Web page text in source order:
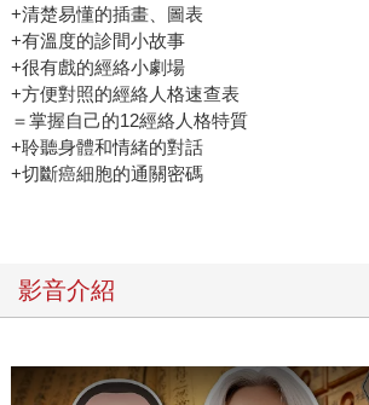
+清楚易懂的插畫、圖表
+有溫度的診間小故事
+很有戲的經絡小劇場
+方便對照的經絡人格速查表
＝掌握自己的12經絡人格特質
+聆聽身體和情緒的對話
+切斷癌細胞的通關密碼
影音介紹